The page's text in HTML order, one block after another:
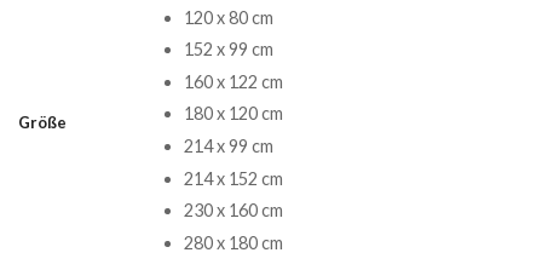
Größe
120 x 80 cm
152 x 99 cm
160 x 122 cm
180 x 120 cm
214 x 99 cm
214 x 152 cm
230 x 160 cm
280 x 180 cm